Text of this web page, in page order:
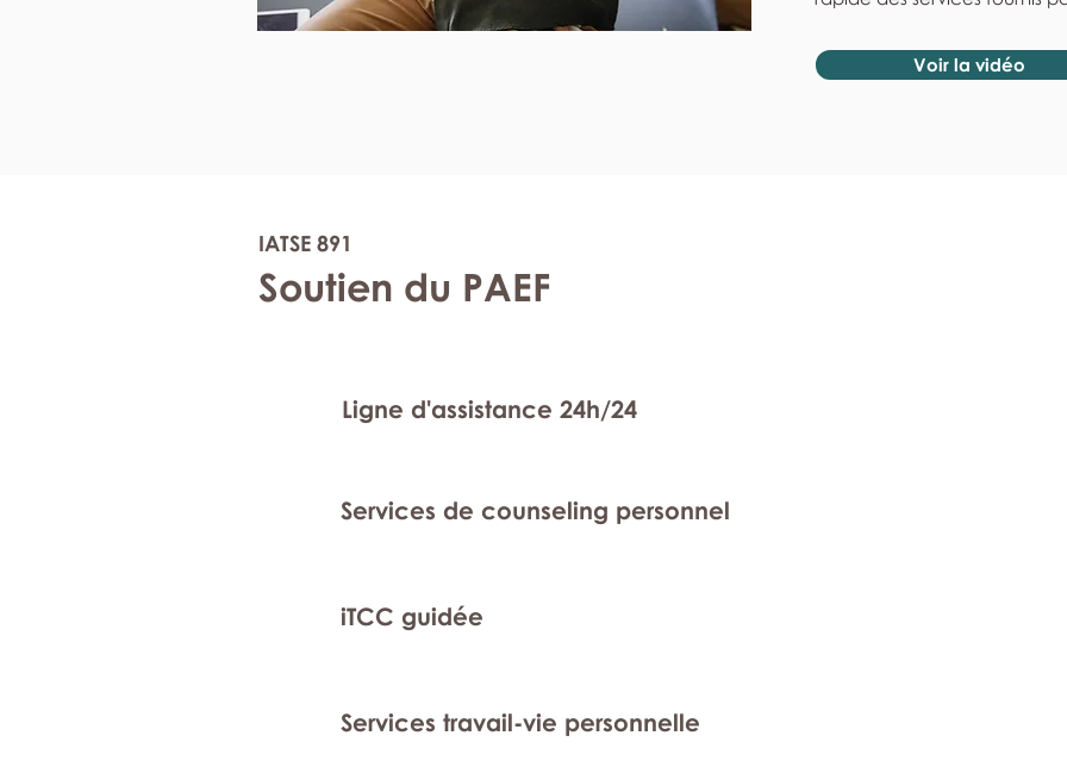
Voir la vidéo
IATSE 891
Soutien du PAEF
Ligne d'assistance 24h/24
Services de counseling personnel
iTCC guidée
Services travail-vie personnelle